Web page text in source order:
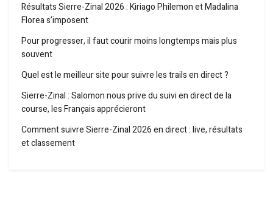
Résultats Sierre-Zinal 2026 : Kiriago Philemon et Madalina
Florea s’imposent
Pour progresser, il faut courir moins longtemps mais plus
souvent
Quel est le meilleur site pour suivre les trails en direct ?
Sierre-Zinal : Salomon nous prive du suivi en direct de la
course, les Français apprécieront
Comment suivre Sierre-Zinal 2026 en direct : live, résultats
et classement